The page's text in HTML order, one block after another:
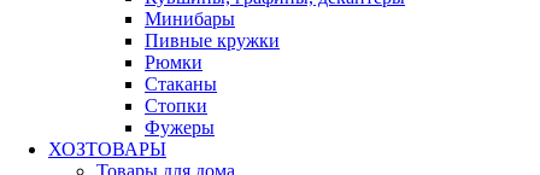
Минибары
Пивные кружки
Рюмки
Стаканы
Стопки
Фужеры
ХОЗТОВАРЫ
Товары для дома